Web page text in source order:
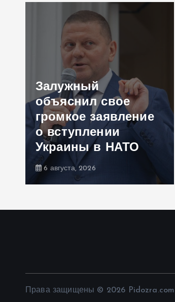
Залужный
объяснил свое
громкое заявление
о вступлении
Украины в НАТО
6 августа, 2026
Права защищены © 2026 Pidozra.com